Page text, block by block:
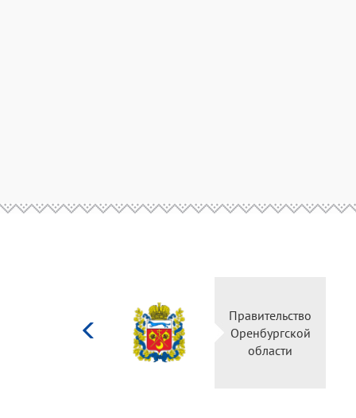
Правительство
Оренбургской
области